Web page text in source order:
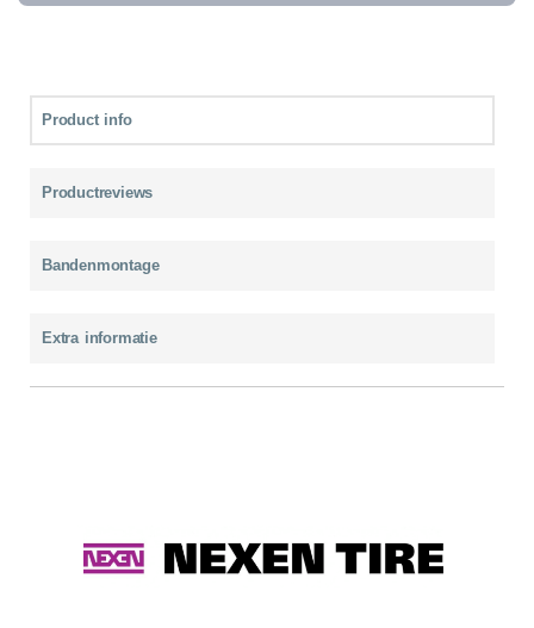
Product info
Productreviews
Bandenmontage
Extra informatie